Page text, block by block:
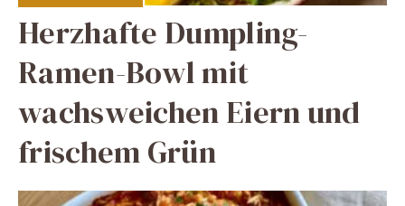
Herzhafte Dumpling-
Ramen-Bowl mit
wachsweichen Eiern und
frischem Grün